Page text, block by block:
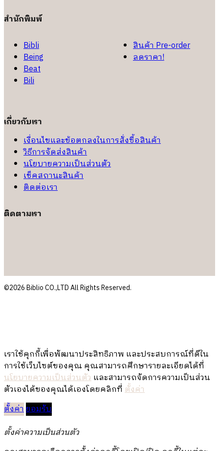
สำนักพิมพ์
Bibli
Being
Beat
Bili
สินค้า Pre-order
ลดราคา!
เกี่ยวกับเรา
เงื่อนไขและข้อตกลงในการสั่งซื้อสินค้า
วิธีการจัดส่งสินค้า
นโยบายความเป็นส่วนตัว
เช็คสถานะสินค้า
ติดต่อเรา
ติดตามเรา
©2026 Biblio CO.,LTD All Rights Reserved.
เราใช้คุกกี้เพื่อพัฒนาประสิทธิภาพ และประสบการณ์ที่ดีใน
การใช้เว็บไซต์ของคุณ คุณสามารถศึกษารายละเอียดได้ที่
นโยบายความเป็นส่วนตัวและสามารถจัดการความเป็นส่วน
ตัวเองได้ของคุณได้เองโดยคลิกที่ ตั้งค่า
ตั้งค่ายอมรับ
ตั้งค่าความเป็นส่วนตัว